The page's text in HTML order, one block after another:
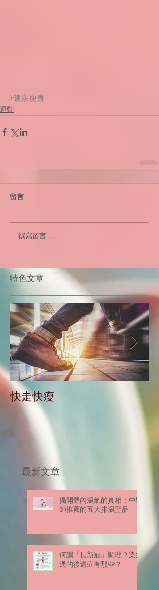
#健康瘦身
運動
留言
撰寫留言......
​特色文章
快走快瘦
最新文章
揭開體內濕氣的真相：中醫
師推薦的五大排濕聖品
何謂「長新冠」調理？染疫
過的後遺症有那些？